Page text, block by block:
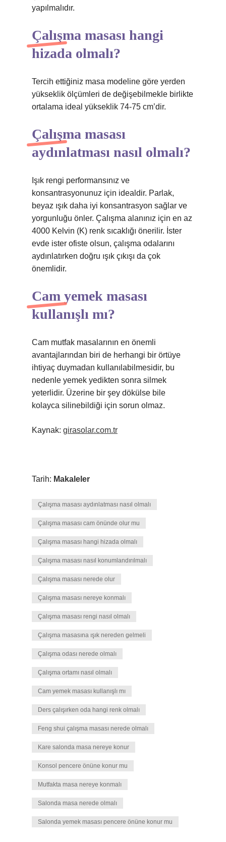
yapılmalıdır.
Çalışma masası hangi
hizada olmalı?
Tercih ettiğiniz masa modeline göre yerden
yükseklik ölçümleri de değişebilmekle birlikte
ortalama ideal yükseklik 74-75 cm’dir.
Çalışma masası
aydınlatması nasıl olmalı?
Işık rengi performansınız ve
konsantrasyonunuz için idealdir. Parlak,
beyaz ışık daha iyi konsantrasyon sağlar ve
yorgunluğu önler. Çalışma alanınız için en az
4000 Kelvin (K) renk sıcaklığı önerilir. İster
evde ister ofiste olsun, çalışma odalarını
aydınlatırken doğru ışık çıkışı da çok
önemlidir.
Cam yemek masası
kullanışlı mı?
Cam mutfak masalarının en önemli
avantajlarından biri de herhangi bir örtüye
ihtiyaç duymadan kullanılabilmesidir, bu
nedenle yemek yedikten sonra silmek
yeterlidir. Üzerine bir şey dökülse bile
kolayca silinebildiği için sorun olmaz.
Kaynak: girasolar.com.tr
Tarih: Makaleler
Çalışma masası aydınlatması nasıl olmalı
Çalışma masası cam önünde olur mu
Çalışma masası hangi hizada olmalı
Çalışma masası nasıl konumlandırılmalı
Çalışma masası nerede olur
Çalışma masası nereye konmalı
Çalışma masası rengi nasıl olmalı
Çalışma masasına ışık nereden gelmeli
Çalışma odası nerede olmalı
Çalışma ortamı nasıl olmalı
Cam yemek masası kullanışlı mı
Ders çalışırken oda hangi renk olmalı
Feng shui çalışma masası nerede olmalı
Kare salonda masa nereye konur
Konsol pencere önüne konur mu
Mutfakta masa nereye konmalı
Salonda masa nerede olmalı
Salonda yemek masası pencere önüne konur mu